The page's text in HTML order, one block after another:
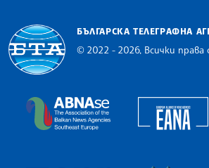
БЪЛГАРСКА ТЕЛЕГРАФНА
© 2022 - 2026, Всички права
The Assocoation of